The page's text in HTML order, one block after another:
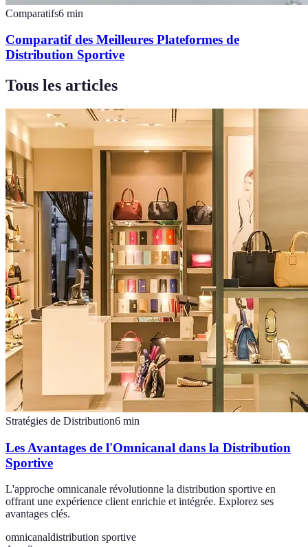
Comparatifs6 min
Comparatif des Meilleures Plateformes de
Distribution Sportive
Tous les articles
Stratégies de Distribution6 min
Les Avantages de l'Omnicanal dans la Distribution
Sportive
L'approche omnicanale révolutionne la distribution sportive en
offrant une expérience client enrichie et intégrée. Explorez ses
avantages clés.
omnicanaldistribution sportive